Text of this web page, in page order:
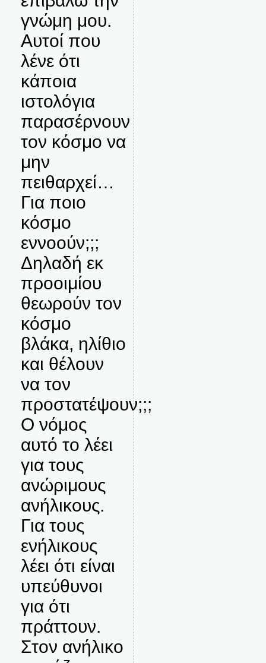
γνώμη μου.
Αυτοί που
λένε ότι
κάποια
ιστολόγια
παρασέρνουν
τον κόσμο να
μην
πειθαρχεί…
Για ποιο
κόσμο
εννοούν;;;
Δηλαδή εκ
προοιμίου
θεωρούν τον
κόσμο
βλάκα, ηλίθιο
και θέλουν
να τον
προστατέψουν;;;
Ο νόμος
αυτό το λέει
για τους
ανώριμους
ανήλικους.
Για τους
ενήλικους
λέει ότι είναι
υπεύθυνοι
για ότι
πράττουν.
Στον ανήλικο